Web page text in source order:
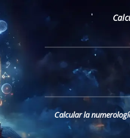
Calcular la